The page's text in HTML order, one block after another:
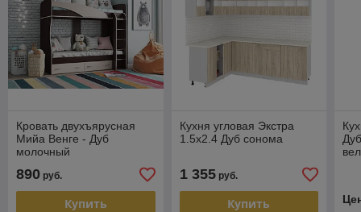
Кровать двухъярусная
Мийа Венге - Дуб
молочный
890 руб.
Купить
Кухня угловая Экстра
1.5x2.4 Дуб сонома
1 355руб.
Купить